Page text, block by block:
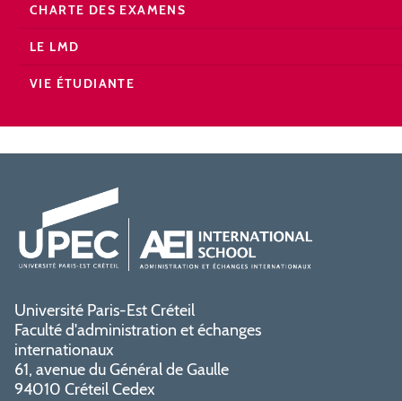
CHARTE DES EXAMENS
LE LMD
VIE ÉTUDIANTE
Université Paris-Est Créteil
Faculté d'administration et échanges
internationaux
61, avenue du Général de Gaulle
94010 Créteil Cedex